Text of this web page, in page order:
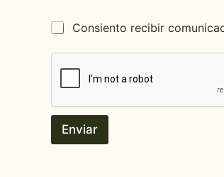
s
i
l
v
r
C
s
a
d
v
Consiento recibir
Enviar